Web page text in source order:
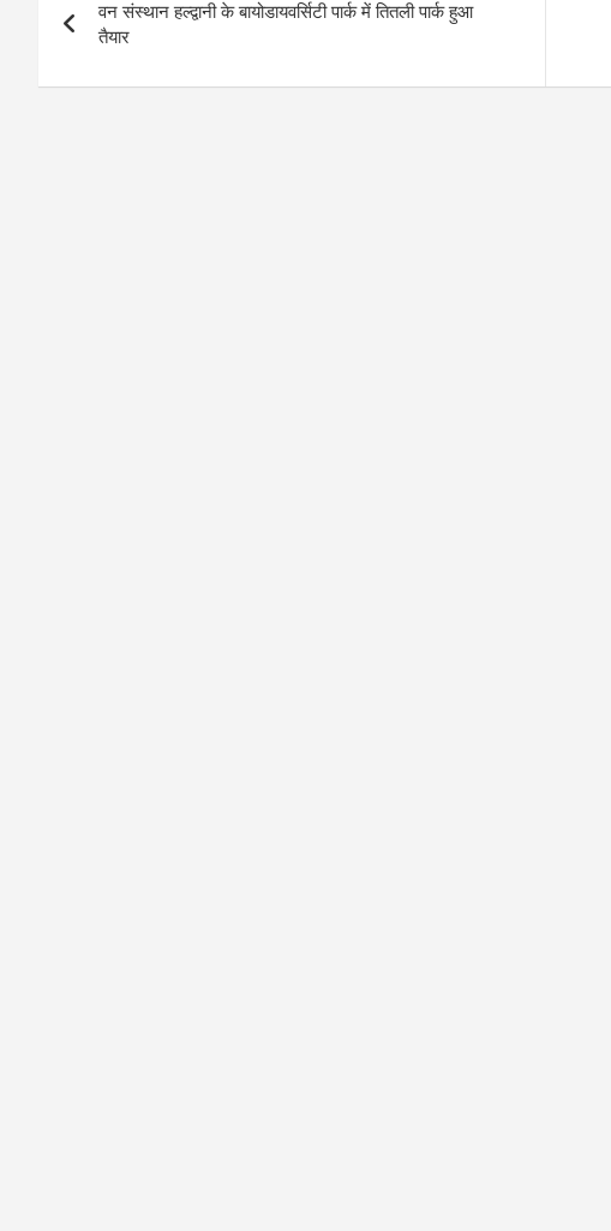
navigation
वन संस्थान हल्द्वानी के बायोडायवर्सिटी पार्क में तितली पार्क हुआ
तैयार